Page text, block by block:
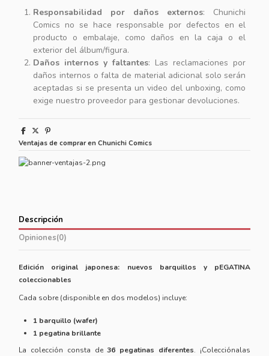
Responsabilidad por daños externos: Chunichi
Comics no se hace responsable por defectos en el
producto o embalaje, como daños en la caja o el
exterior del álbum/figura.
Daños internos y faltantes: Las reclamaciones por
daños internos o falta de material adicional solo serán
aceptadas si se presenta un video del unboxing, como
exige nuestro proveedor para gestionar devoluciones.
Ventajas de comprar en Chunichi Comics
Descripción
Opiniones(0)
Edición original japonesa: nuevos barquillos y pEGATINA
coleccionables
Cada sobre (disponible en dos modelos) incluye:
1 barquillo (wafer)
1 pegatina brillante
La colección consta de36 pegatinas diferentes. ¡Colecciónalas